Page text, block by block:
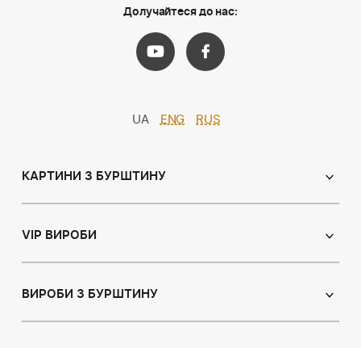
Долучайтеся до нас:
UA ENG RUS
КАРТИНИ З БУРШТИНУ
Іменні ікони
VIP ВИРОБИ
Ікони з пластин
ВИРОБИ З БУРШТИНУ